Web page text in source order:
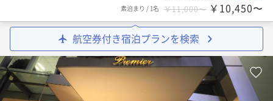
素泊まり / 1名 ￥11,000〜 ￥10,450〜
航空券付き宿泊プランを検索